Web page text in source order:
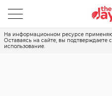
На информационном ресурсе
Оставаясь на сайте, вы подтверждаете
использование.